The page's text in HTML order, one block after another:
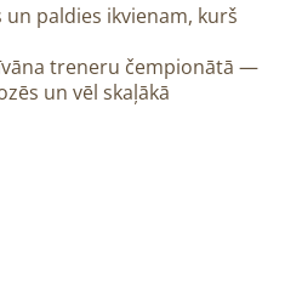
paldies ikvienam, kurš
treneru čempionātā —
un vēl skaļākā